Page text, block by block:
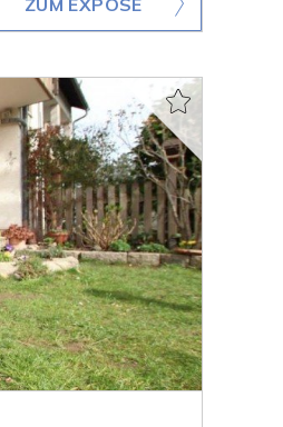
ZUM EXPOSÉ